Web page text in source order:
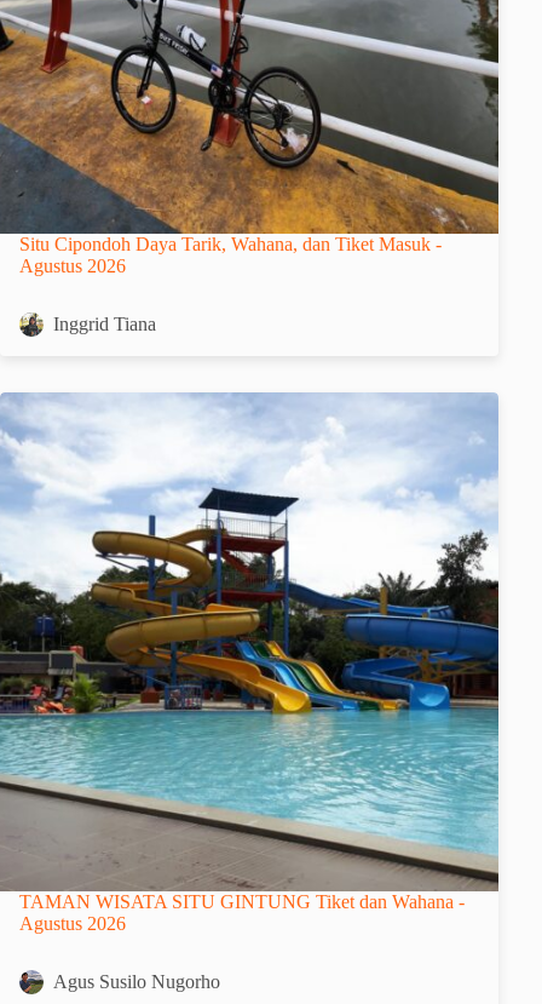
Situ Cipondoh Daya Tarik, Wahana, dan Tiket Masuk -
Agustus 2026
Inggrid Tiana
TAMAN WISATA SITU GINTUNG Tiket dan Wahana -
Agustus 2026
Agus Susilo Nugorho